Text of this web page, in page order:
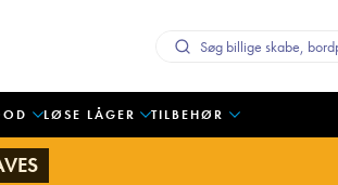
LØSE LÅGER TILBEHØR